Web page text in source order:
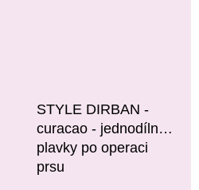
STYLE DIRBAN -
curacao - jednodílné
plavky po operaci
prsu